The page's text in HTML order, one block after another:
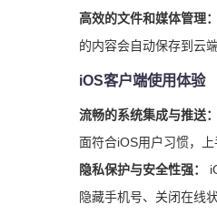
高效的文件和媒体管理：
的内容会自动保存到云
iOS客户端使用体验
流畅的系统集成与推送：
面符合iOS用户习惯，上
隐私保护与安全性强：
隐藏手机号、关闭在线